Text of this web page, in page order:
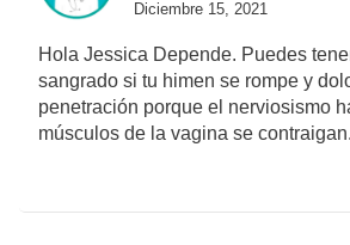
Diciembre 15, 2021
Hola Jessica Depende. Puedes
sangrado si tu himen se rompe y
penetración porque el nerviosismo
músculos de la vagina se